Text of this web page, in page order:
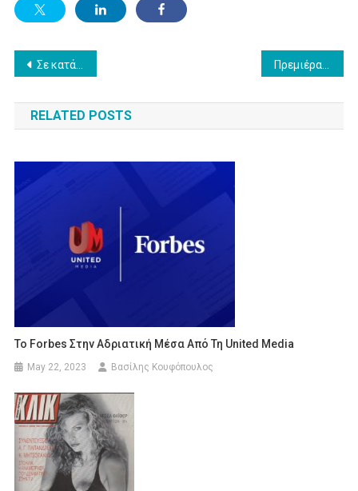
Post
navigation
Σε κατάσταση συναγερμού οι σκηνοθέτες με τις εμπνεύσεις της κυβέρνησης στο σινεμά
RELATED POSTS
Το Forbes Στην Αδριατική Μέσα Από Τη United Media
May 22, 2023 Βασίλης Κουφόπουλος